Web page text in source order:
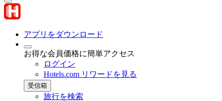
アプリをダウンロード
お得な会員価格に簡単アクセス
ログイン
Hotels.com リワードを見る
受信箱
旅行を検索